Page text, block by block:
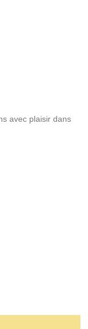
avec plaisir dans